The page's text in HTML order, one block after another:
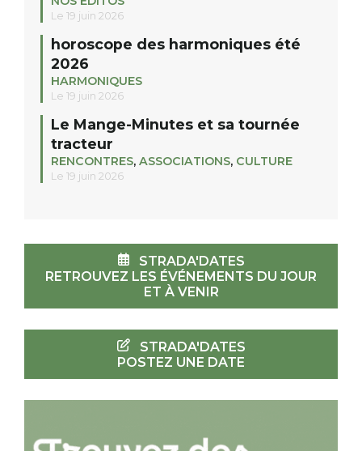
Le 19 juin 2026
horoscope des harmoniques été
2026
HARMONIQUES
Le 19 juin 2026
Le Mange-Minutes et sa tournée
tracteur
RENCONTRES, ASSOCIATIONS, CULTURE
Le 19 juin 2026
STRADA'DATES
RETROUVEZ LES ÉVÉNEMENTS DU JOUR
ET À VENIR
STRADA'DATES
POSTEZ UNE DATE